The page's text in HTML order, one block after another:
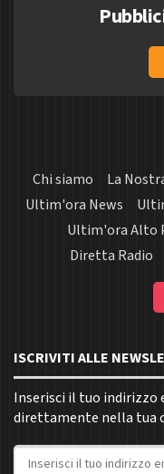
Chi siamo La
Ultim'ora News
Ultim'ora Alto
Diretta Radio
ISCRIVITI ALLE
Inserisci il tuo indirizzo
direttamente nella tua
Indirizzo email